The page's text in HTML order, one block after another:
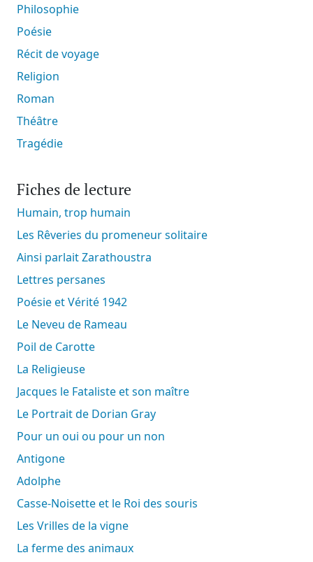
Philosophie
Poésie
Récit de voyage
Religion
Roman
Théâtre
Tragédie
Fiches de lecture
Humain, trop humain
Les Rêveries du promeneur solitaire
Ainsi parlait Zarathoustra
Lettres persanes
Poésie et Vérité 1942
Le Neveu de Rameau
Poil de Carotte
La Religieuse
Jacques le Fataliste et son maître
Le Portrait de Dorian Gray
Pour un oui ou pour un non
Antigone
Adolphe
Casse-Noisette et le Roi des souris
Les Vrilles de la vigne
La ferme des animaux